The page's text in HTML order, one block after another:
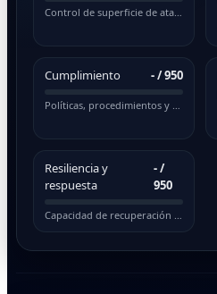
Control de superficie de ataque pública
Cumplimiento -/ 950
Políticas, procedimientos y normativas
Resiliencia y
respuesta
-/
950
Capacidad de recuperación ante incidentes